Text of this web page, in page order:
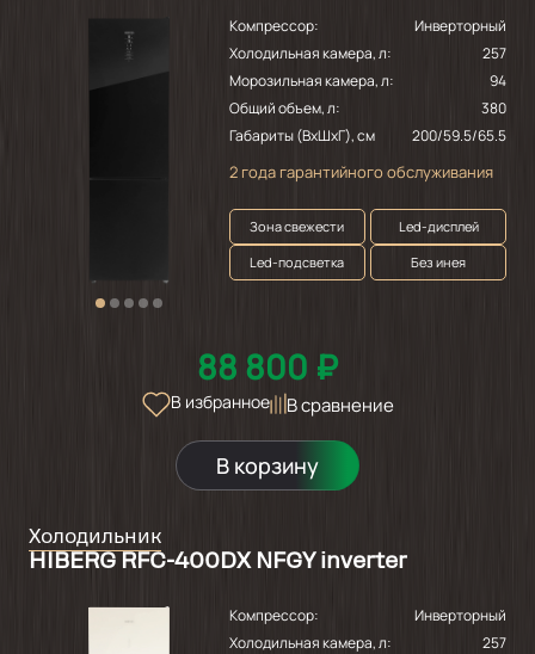
Компрессор:
Инверторный
Холодильная камера, л:
257
Морозильная камера, л:
94
Общий объем, л:
380
Габариты (ВхШхГ), см
200/59.5/65.5
2 года гарантийного обслуживания
Зона свежести
Led-дисплей
Led-подсветка
Без инея
88 800 ₽
В избранное В сравнение
В корзину
Холодильник
HIBERG RFC-400DX NFGY inverter
Компрессор:
Инверторный
Холодильная камера, л:
257